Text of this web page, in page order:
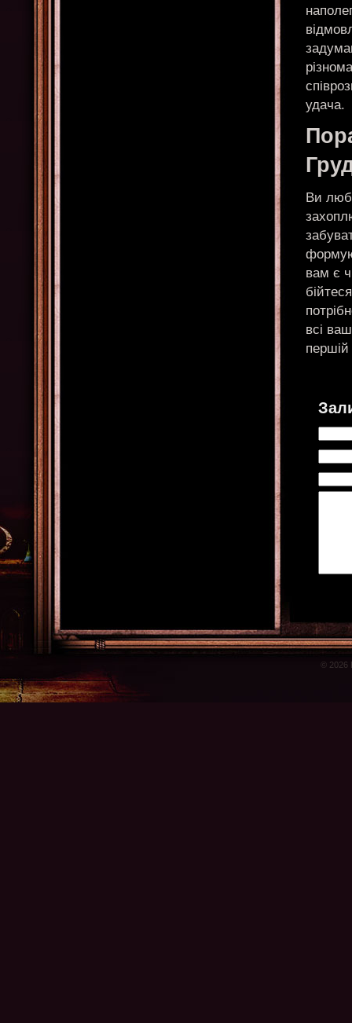
удача.
Ви
вам є
всі
першій
© 2026